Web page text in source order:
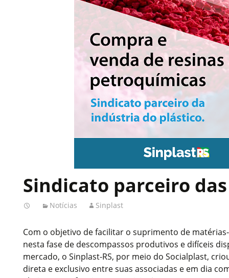
Sindicato parceiro
Notícias Sinplast
Com o objetivo de facilitar o suprimento de
nesta fase de descompassos produtivos e difíceis
mercado, o Sinplast-RS, por meio do Socialplast,
direta e exclusivo entre suas associadas e em dia